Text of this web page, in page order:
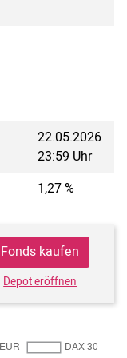
22.05.2026
23:59 Uhr
1,27 %
Fonds kaufen
Depot eröffnen